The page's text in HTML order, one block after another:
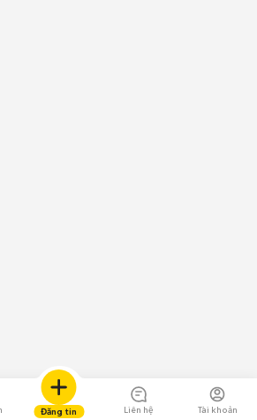
Đăng tin Liên hệ Tài khoản